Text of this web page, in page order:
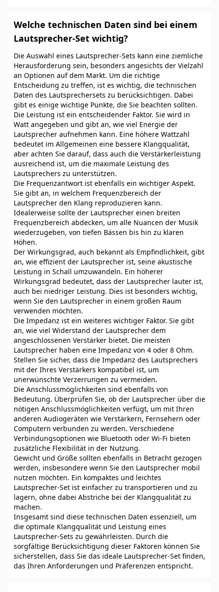
Welche technischen Daten sind bei einem
Lautsprecher-Set wichtig?
Die Auswahl eines Lautsprecher-Sets kann eine ziemliche
Herausforderung sein, besonders angesichts der Vielzahl
an Optionen auf dem Markt. Um die richtige
Entscheidung zu treffen, ist es wichtig, die technischen
Daten des Lautsprechersets zu berücksichtigen. Dabei
gibt es einige wichtige Punkte, die Sie beachten sollten.
Die Leistung ist ein entscheidender Faktor. Sie wird in
Watt angegeben und gibt an, wie viel Energie der
Lautsprecher aufnehmen kann. Eine höhere Wattzahl
bedeutet im Allgemeinen eine bessere Klangqualität,
aber achten Sie darauf, dass auch die Verstärkerleistung
ausreichend ist, um die maximale Leistung des
Lautsprechers zu unterstützen.
Die Frequenzantwort ist ebenfalls ein wichtiger Aspekt.
Sie gibt an, in welchem Frequenzbereich der
Lautsprecher den Klang reproduzieren kann.
Idealerweise sollte der Lautsprecher einen breiten
Frequenzbereich abdecken, um alle Nuancen der Musik
wiederzugeben, von tiefen Bässen bis hin zu klaren
Höhen.
Der Wirkungsgrad, auch bekannt als Empfindlichkeit, gibt
an, wie effizient der Lautsprecher ist, seine akustische
Leistung in Schall umzuwandeln. Ein höherer
Wirkungsgrad bedeutet, dass der Lautsprecher lauter ist,
auch bei niedriger Leistung. Dies ist besonders wichtig,
wenn Sie den Lautsprecher in einem großen Raum
verwenden möchten.
Die Impedanz ist ein weiteres wichtiger Faktor. Sie gibt
an, wie viel Widerstand der Lautsprecher dem
angeschlossenen Verstärker bietet. Die meisten
Lautsprecher haben eine Impedanz von 4 oder 8 Ohm.
Stellen Sie sicher, dass die Impedanz des Lautsprechers
mit der Ihres Verstärkers kompatibel ist, um
unerwünschte Verzerrungen zu vermeiden.
Die Anschlussmöglichkeiten sind ebenfalls von
Bedeutung. Überprüfen Sie, ob der Lautsprecher über die
nötigen Anschlussmöglichkeiten verfügt, um mit Ihren
anderen Audiogeräten wie Verstärkern, Fernsehern oder
Computern verbunden zu werden. Verschiedene
Verbindungsoptionen wie Bluetooth oder Wi-Fi bieten
zusätzliche Flexibilität in der Nutzung.
Gewicht und Größe sollten ebenfalls in Betracht gezogen
werden, insbesondere wenn Sie den Lautsprecher mobil
nutzen möchten. Ein kompaktes und leichtes
Lautsprecher-Set ist einfacher zu transportieren und zu
lagern, ohne dabei Abstriche bei der Klangqualität zu
machen.
Insgesamt sind diese technischen Daten essenziell, um
die optimale Klangqualität und Leistung eines
Lautsprecher-Sets zu gewährleisten. Durch die
sorgfältige Berücksichtigung dieser Faktoren können Sie
sicherstellen, dass Sie das ideale Lautsprecher-Set finden,
das Ihren Anforderungen und Präferenzen entspricht.